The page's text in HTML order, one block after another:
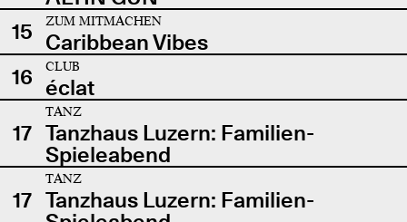
15
ZUM MITMACHEN
Caribbean Vibes
16
CLUB
éclat
17
TANZ
Tanzhaus Luzern: Familien-
Spieleabend
17
TANZ
Tanzhaus Luzern: Familien-